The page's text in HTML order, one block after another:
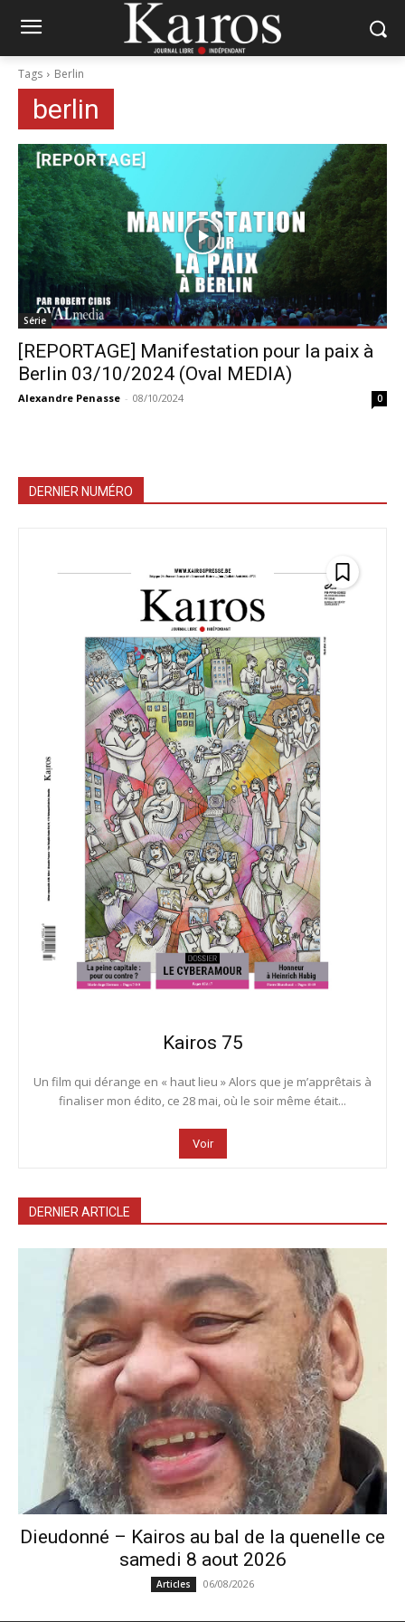
Tags Berlin
berlin
Série
[REPORTAGE] Manifestation pour la paix à
Berlin 03/10/2024 (Oval MEDIA)
Alexandre Penasse - 08/10/2024 0
DERNIER NUMÉRO
Kairos 75
Un film qui dérange en « haut lieu » Alors que je m’apprêtais à
finaliser mon édito, ce 28 mai, où le soir même était...
Voir
DERNIER ARTICLE
Dieudonné – Kairos au bal de la quenelle ce
samedi 8 aout 2026
Articles 06/08/2026